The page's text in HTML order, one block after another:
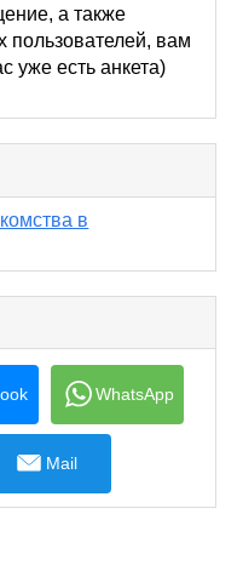
а также
пользователей, вам
уже есть анкета)
в
WhatsApp
Mail